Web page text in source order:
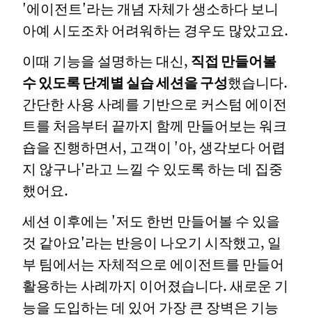
'에이전트'라는 개념 자체가 생소하다 보니
아예 시도조차 어려워하는 경우도 많았고요.
이때 기능을 설명하는 대신, 직접 만들어볼
수 있도록 단계별 실습 세션을 구성했습니다.
간단한 사용 사례를 기반으로 커스텀 에이전
트를 처음부터 끝까지 함께 만들어보는 워크
숍을 진행하면서, 고객이 '아, 생각보다 어렵
지 않구나'라고 느낄 수 있도록 하는 데 집중
했어요.
세션 이후에는 '저도 한번 만들어볼 수 있을
것 같아요'라는 반응이 나오기 시작했고, 일
부 팀에서는 자체적으로 에이전트를 만들어
활용하는 사례까지 이어졌습니다. 새로운 기
능을 도입하는 데 있어 가장 큰 장벽은 기능